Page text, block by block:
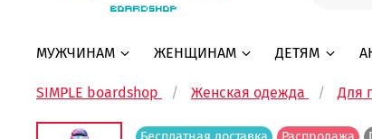
МУЖЧИНАМ ЖЕНЩИНАМ ДЕТЯМ
SIMPLE boardshop Женская одежда Для